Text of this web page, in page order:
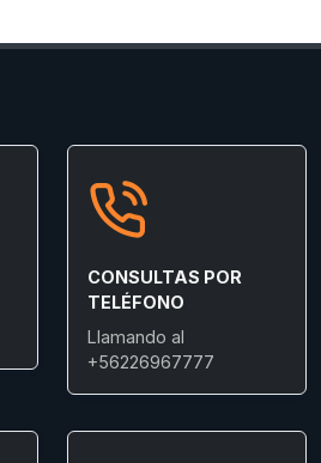
CONSULTAS POR
TELÉFONO
Llamando al
+56226967777